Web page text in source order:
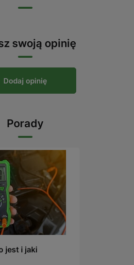
swoją opinię
Dodaj opinię
Porady
jest i jaki